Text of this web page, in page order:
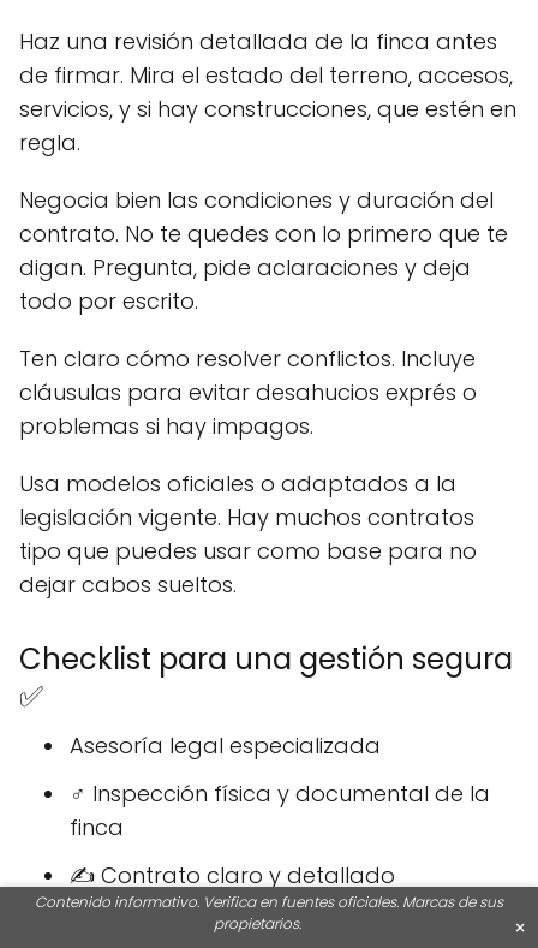
Haz una revisión detallada de la finca antes
de firmar. Mira el estado del terreno, accesos,
servicios, y si hay construcciones, que estén en
regla.
Negocia bien las condiciones y duración del
contrato. No te quedes con lo primero que te
digan. Pregunta, pide aclaraciones y deja
todo por escrito.
Ten claro cómo resolver conflictos. Incluye
cláusulas para evitar desahucios exprés o
problemas si hay impagos.
Usa modelos oficiales o adaptados a la
legislación vigente. Hay muchos contratos
tipo que puedes usar como base para no
dejar cabos sueltos.
Checklist para una gestión segura
✅
Asesoría legal especializada
️‍♂️ Inspección física y documental de la
finca
✍ Contrato claro y detallado
⚖ Cláusulas para resolución de
Contenido informativo. Verifica en fuentes oficiales. Marcas de sus
propietarios.
×